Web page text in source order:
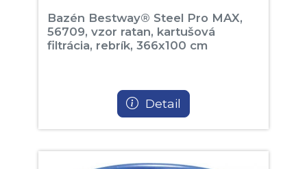
Bazén Bestway® Steel Pro MAX,
56709, vzor ratan, kartušová
filtrácia, rebrík, 366x100 cm
Detail